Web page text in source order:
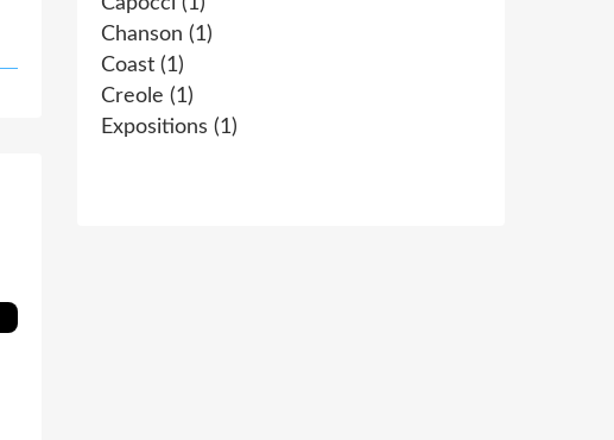
Chanson (1)
Coast (1)
Creole (1)
Expositions (1)